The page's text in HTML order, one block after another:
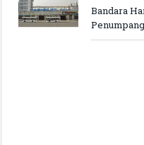
Bandara